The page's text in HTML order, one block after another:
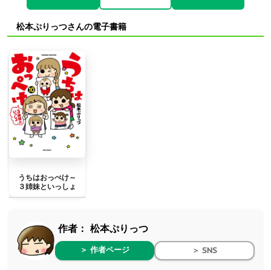
松本ぷりっつさんの電子書籍
うちはおっぺけ～
３姉妹といっしょ
作者： 松本ぷりっつ
＞ 作者ページ ＞ SNS